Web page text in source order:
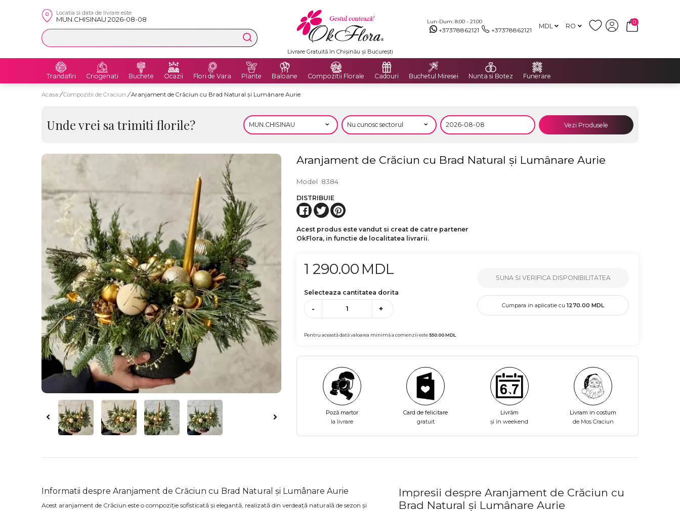
Locatia si data de livrare este
MUN.CHISINAU 2026-08-08 Lun-Dum: 8:00 - 21:00
+37378862121 +37378862121 MDL RO
0
Livrare Gratuită în Chișinău și București
Trandafiri Criogenati Buchete Ocazii Flori de Vara Plante Baloane Compozitii Florale Cadouri Buchetul Miresei Nunta si Botez Funerare
Acasa / Compozitii de Craciun / Aranjament de Crăciun cu Brad Natural și Lumânare Aurie
Unde vrei sa trimiti florile? Vezi Produsele
Aranjament de Crăciun cu Brad Natural și Lumânare Aurie
Model 8384
DISTRIBUIE
Acest produs este vandut si creat de catre partener
OkFlora, in functie de localitatea livrarii.
1 290.00 MDL
Selecteaza cantitatea dorita
- +
Pentru această dată valoarea minimă a comenzii este550.00MDL
SUNA SI VERIFICA DISPONIBILITATEA
Cumpara in aplicatie cu1270.00 MDL
Poză martor
la livrare
Card de felicitare
gratuit
Livrăm
și în weekend
Livram in costum
de Mos Craciun
Informatii despre Aranjament de Crăciun cu Brad Natural și Lumânare Aurie
Acest aranjament de Crăciun este o compoziție sofisticată și elegantă, realizată din verdeață naturală de sezon și
Impresii despre Aranjament de Crăciun cu
Brad Natural și Lumânare Aurie